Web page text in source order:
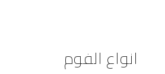
انواع الفوم